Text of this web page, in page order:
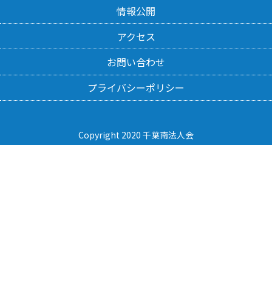
情報公開
アクセス
お問い合わせ
プライバシーポリシー
Copyright 2020 千葉南法人会